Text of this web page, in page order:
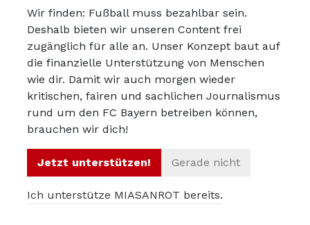
♥ Artikel teilen
teilen
teilen
Wir finden: Fußball muss bezahlbar sein.
Deshalb bieten wir unseren Content frei
zugänglich für alle an. Unser Konzept baut auf
die finanzielle Unterstützung von Menschen
wie dir. Damit wir auch morgen wieder
kritischen, fairen und sachlichen Journalismus
rund um den FC Bayern betreiben können,
brauchen wir dich!
Jetzt unterstützen! Gerade nicht
Ich unterstütze MIASANROT bereits.